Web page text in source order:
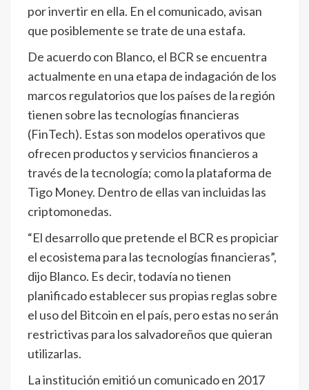
por invertir en ella. En el comunicado, avisan
que posiblemente se trate de una estafa.
De acuerdo con Blanco, el BCR se encuentra
actualmente en una etapa de indagación de los
marcos regulatorios que los países de la región
tienen sobre las tecnologías financieras
(FinTech). Estas son modelos operativos que
ofrecen productos y servicios financieros a
través de la tecnología; como la plataforma de
Tigo Money. Dentro de ellas van incluidas las
criptomonedas.
“El desarrollo que pretende el BCR es propiciar
el ecosistema para las tecnologías financieras”,
dijo Blanco. Es decir, todavía no tienen
planificado establecer sus propias reglas sobre
el uso del Bitcoin en el país, pero estas no serán
restrictivas para los salvadoreños que quieran
utilizarlas.
La institución emitió un comunicado en 2017